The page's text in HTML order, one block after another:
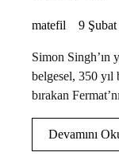
matefil 9
Simon Singh’ın
belgesel, 350
bırakan
Devamını